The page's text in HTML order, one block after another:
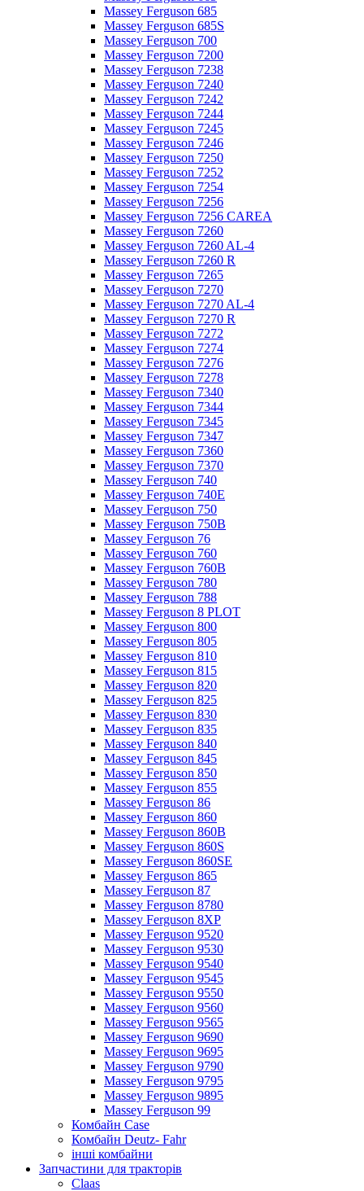
Massey Ferguson 685
Massey Ferguson 685S
Massey Ferguson 700
Massey Ferguson 7200
Massey Ferguson 7238
Massey Ferguson 7240
Massey Ferguson 7242
Massey Ferguson 7244
Massey Ferguson 7245
Massey Ferguson 7246
Massey Ferguson 7250
Massey Ferguson 7252
Massey Ferguson 7254
Massey Ferguson 7256
Massey Ferguson 7256 CAREA
Massey Ferguson 7260
Massey Ferguson 7260 AL-4
Massey Ferguson 7260 R
Massey Ferguson 7265
Massey Ferguson 7270
Massey Ferguson 7270 AL-4
Massey Ferguson 7270 R
Massey Ferguson 7272
Massey Ferguson 7274
Massey Ferguson 7276
Massey Ferguson 7278
Massey Ferguson 7340
Massey Ferguson 7344
Massey Ferguson 7345
Massey Ferguson 7347
Massey Ferguson 7360
Massey Ferguson 7370
Massey Ferguson 740
Massey Ferguson 740E
Massey Ferguson 750
Massey Ferguson 750B
Massey Ferguson 76
Massey Ferguson 760
Massey Ferguson 760B
Massey Ferguson 780
Massey Ferguson 788
Massey Ferguson 8 PLOT
Massey Ferguson 800
Massey Ferguson 805
Massey Ferguson 810
Massey Ferguson 815
Massey Ferguson 820
Massey Ferguson 825
Massey Ferguson 830
Massey Ferguson 835
Massey Ferguson 840
Massey Ferguson 845
Massey Ferguson 850
Massey Ferguson 855
Massey Ferguson 86
Massey Ferguson 860
Massey Ferguson 860B
Massey Ferguson 860S
Massey Ferguson 860SE
Massey Ferguson 865
Massey Ferguson 87
Massey Ferguson 8780
Massey Ferguson 8XP
Massey Ferguson 9520
Massey Ferguson 9530
Massey Ferguson 9540
Massey Ferguson 9545
Massey Ferguson 9550
Massey Ferguson 9560
Massey Ferguson 9565
Massey Ferguson 9690
Massey Ferguson 9695
Massey Ferguson 9790
Massey Ferguson 9795
Massey Ferguson 9895
Massey Ferguson 99
Комбайн Case
Комбайн Deutz- Fahr
інші комбайни
Запчастини для тракторів
Claas